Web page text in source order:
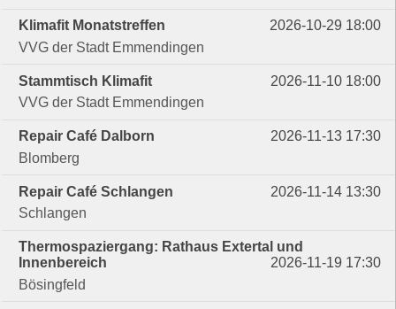
Klimafit Monatstreffen
2026-10-29 18:00
VVG der Stadt Emmendingen
Stammtisch Klimafit
2026-11-10 18:00
VVG der Stadt Emmendingen
Repair Café Dalborn
2026-11-13 17:30
Blomberg
Repair Café Schlangen
2026-11-14 13:30
Schlangen
Thermospaziergang: Rathaus Extertal und
Innenbereich
2026-11-19 17:30
Bösingfeld